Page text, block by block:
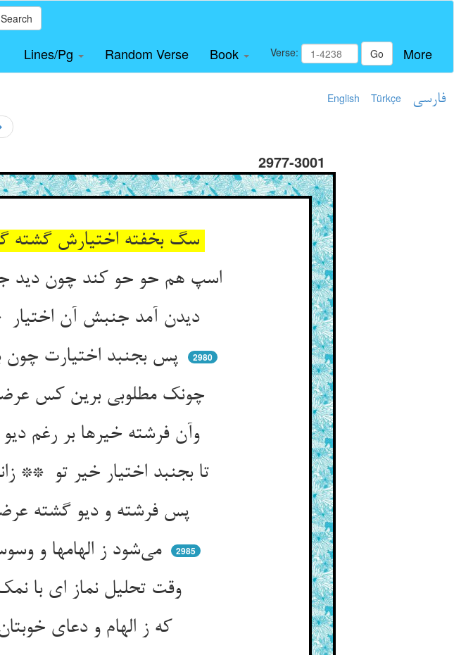
Search
Lines/Pg Random Verse Book Verse: Go More
English Türkçe فارسی
2977-3001
دیدن آمد جنبش آن اختیار ** هم‌چو نفخی ز آتش انگیزد شرار
2980
وآن فرشته خیرها بر رغم دیو ** عرضه دارد می‌کند در دل غریو
می‌شود ز الهامها و وسوسه ** اختیار خیر و شرت ده کسه
2985
وقت تحلیل نماز ای با نمک ** زان سلام آورد باید بر ملک